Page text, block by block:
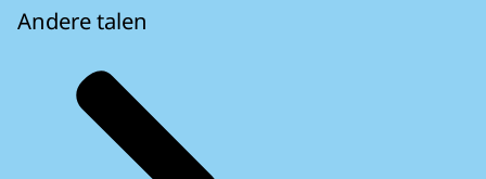
Andere talen